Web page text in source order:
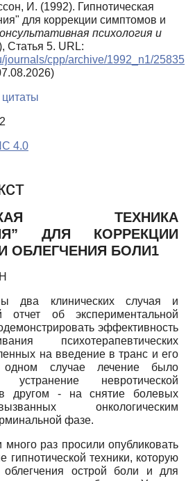
И. (1992). Гипнотическая
для коррекции симптомов и
психология и
Статья 5. URL:
journals/cpp/archive/1992_n1/25835
4.0
ТЕХНИКА
ДЛЯ КОРРЕКЦИИ
ОБЛЕГЧЕНИЯ БОЛИ1
два клинических случая и
отчет об экспериментальной
эффективность
психотерапевтических
на введение в транс и его
случае лечение было
невротической
другом - на снятие болевых
онкологическим
фазе.
много раз просили опубликовать
гипнотической техники, которую
острой боли и для